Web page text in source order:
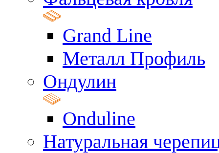
Grand Line
Металл Профиль
Ондулин
Onduline
Натуральная